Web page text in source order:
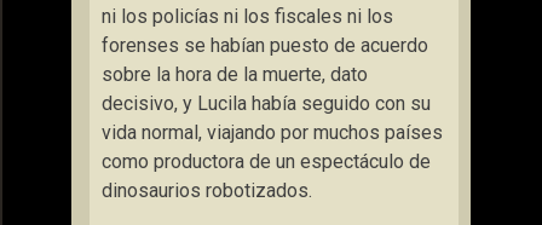
ni los policías ni los fiscales ni los
forenses se habían puesto de acuerdo
sobre la hora de la muerte, dato
decisivo, y Lucila había seguido con su
vida normal, viajando por muchos países
como productora de un espectáculo de
dinosaurios robotizados.